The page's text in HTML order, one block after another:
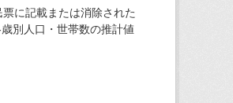
に記載または消除された
別人口・世帯数の推計値